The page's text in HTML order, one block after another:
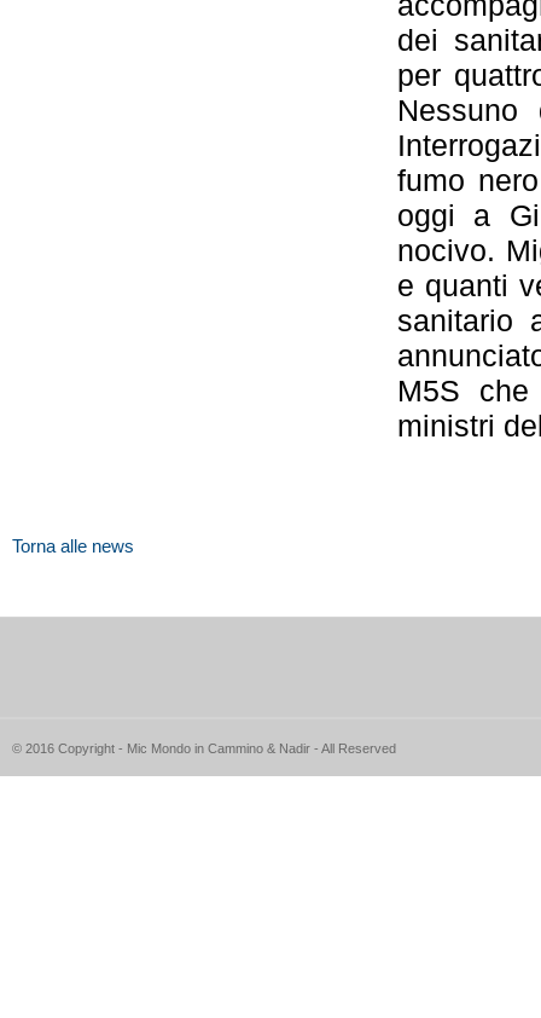
dei
per
fumo
oggi a
nocivo.
e quanti
sanitario
M5S che
ministri
Torna alle news
© 2016 Copyright - Mic Mondo in Cammino & Nadir - All Reserved